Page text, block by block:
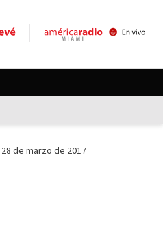
28 de marzo de 2017